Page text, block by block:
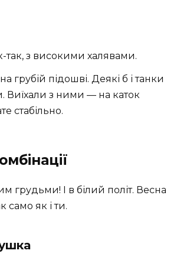
так, з високими халявами.
грубій підошві. Деякі б і танки
Виїхали з ними — на каток
стабільно.
грудьми! І в білий політ. Весна
само як і ти.